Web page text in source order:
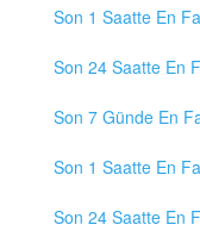
Son 1 Saatte En
Son 24 Saatte En
Son 7 Günde En
Son 1 Saatte En
Son 24 Saatte En